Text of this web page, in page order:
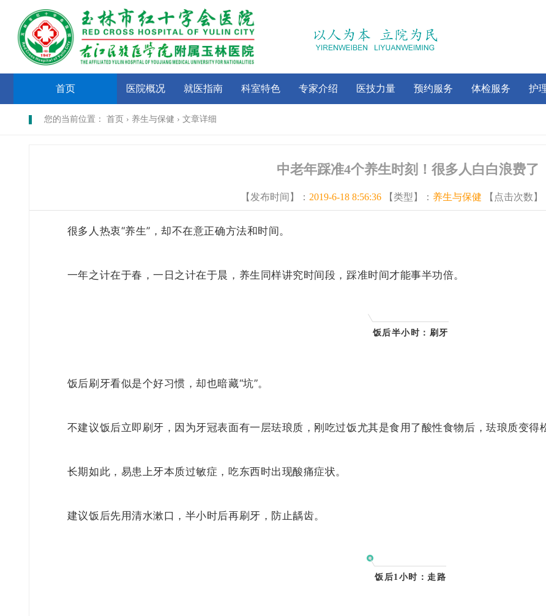
首页 医院概况 就医指南 科室特色 专家介绍 医技力量 预约服务 体检服务 护
您的当前位置： 首页 › 养生与保健 › 文章详细
中老年踩准4个养生时刻！很多人白白浪费了
【发布时间】： 2019-6-18 8:56:36 【类型】： 养生与保健 【点击次数】
很多人热衷“养生”，却不在意正确方法和时间。
一年之计在于春，一日之计在于晨，养生同样讲究时间段，踩准时间才能事半功倍。
饭后半小时： 刷牙
饭后刷牙看似是个好习惯，却也暗藏“坑”。
不建议饭后立即刷牙，因为牙冠表面有一层珐琅质，刚吃过饭尤其是食用了酸性食物后，珐琅质变得
长期如此，易患上牙本质过敏症，吃东西时出现酸痛症状。
建议饭后先用清水漱口，半小时后再刷牙，防止龋齿。
饭后1小时： 走路